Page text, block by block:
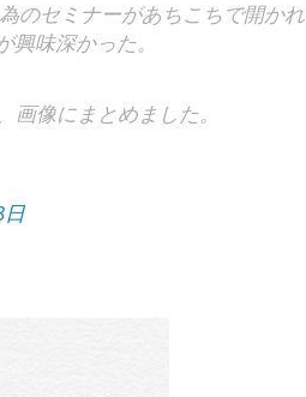
のセミナーがあちこちで開かれ
味深かった。
像にまとめました。
日